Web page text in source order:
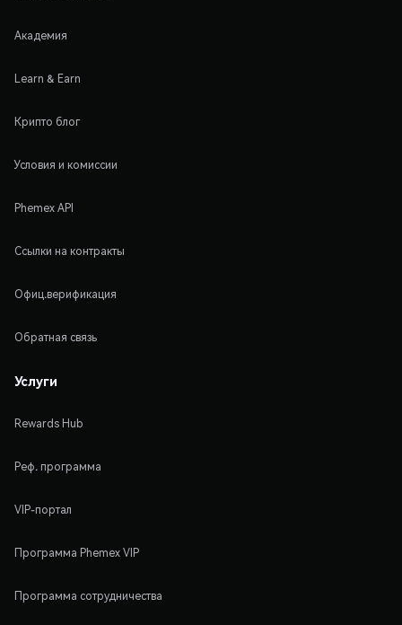
Академия
Learn & Earn
Крипто блог
Условия и комиссии
Phemex API
Ссылки на контракты
Офиц.верификация
Обратная связь
Услуги
Rewards Hub
Реф. программа
VIP-портал
Программа Phemex VIP
Программа сотрудничества